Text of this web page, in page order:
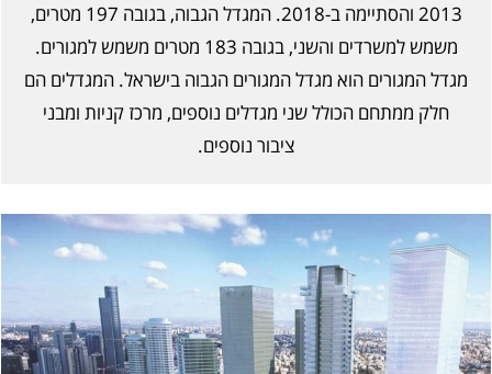
2013 והסתיימה ב-2018. המגדל הגבוה, בגובה 197 מטרים,
משמש למשרדים והשני, בגובה 183 מטרים משמש למגורים.
מגדל המגורים הוא מגדל המגורים הגבוה בישראל. המגדלים הם
חלק ממתחם הכולל שני מגדלים נוספים, מרכז קניות ומבני
ציבור נוספים.